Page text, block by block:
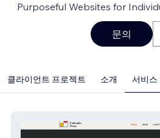
Purposeful Websites for
문의
클라이언트 프로젝트 소개 서비스